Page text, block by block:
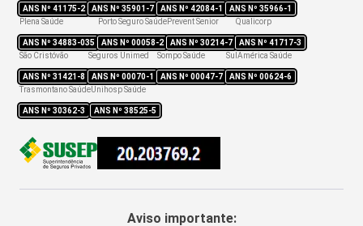
ANS Nº 41175-2 ANS Nº 35901-7 ANS Nº 42084-1 ANS Nº 35966-1
Plena Saúde
ANS Nº 34883-035
Porto Seguro Saúde
ANS Nº 00058-2
Prevent Senior
ANS Nº 30214-7
Qualicorp
ANS Nº 41717-3
São Cristóvão
ANS Nº 31421-8
Seguros Unimed
ANS Nº 00070-1
Sompo Saúde
ANS Nº 00047-7
SulAmérica Saúde
ANS Nº 00624-6
Trasmontano Saúde
ANS Nº 30362-3
Unihosp Saúde
ANS Nº 38525-5
Aviso importante: